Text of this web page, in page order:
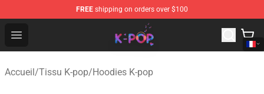
FREE shipping on orders over $100
Open menu
K-pop Store - Official K-pop Merchandise Shop
Accueil/Tissu K-pop/Hoodies K-pop